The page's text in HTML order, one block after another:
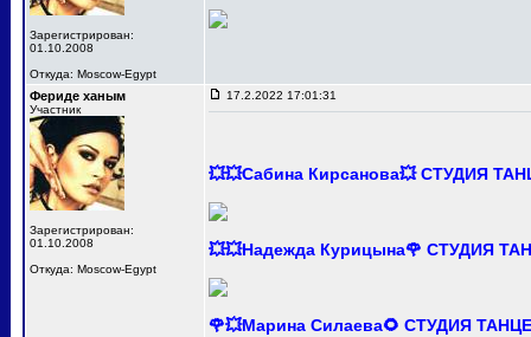
Зарегистрирован:
01.10.2008
Откуда: Moscow-Egypt
Фериде ханым
Участник
Зарегистрирован:
01.10.2008
Откуда: Moscow-Egypt
17.2.2022 17:01:31
💥💥Сабина Кирсанова💥 СТУДИЯ
💥💥Надежда Курицына🌹 СТУДИЯ
🌹💥Марина Силаева🌻 СТУДИЯ